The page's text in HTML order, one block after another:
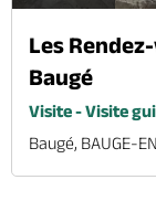
Brochures & Cartes
Les
Baugé
Visite - Visite
Baugé, BAUGE-